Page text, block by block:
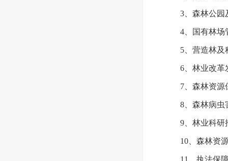
3、森林公园
4、国有林场
5、营造林及
6、林业改革
7、森林资源
8、森林病虫
9、林业科研
10、森林资
11、执法保